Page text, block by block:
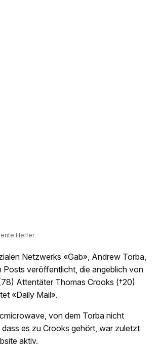
Helfer
Netzwerks «Gab», Andrew Torba,
Posts veröffentlicht, die angeblich von
Attentäter Thomas Crooks (†20)
«Daily Mail».
von dem Torba nicht
es zu Crooks gehört, war zuletzt
aktiv.